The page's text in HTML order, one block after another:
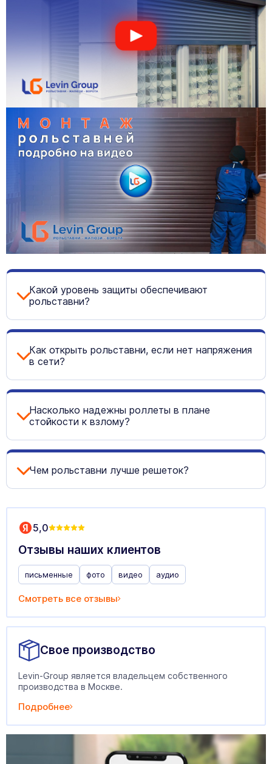
Какой уровень защиты обеспечивают
рольставни?
Как открыть рольставни, если нет напряжения
в сети?
Насколько надежны роллеты в плане
стойкости к взлому?
Чем рольставни лучше решеток?
5,0
Отзывы наших клиентов
письменные фото видео аудио
Смотреть все отзывы
Свое производство
Levin-Group является владельцем собственного
производства в Москве.
Подробнее